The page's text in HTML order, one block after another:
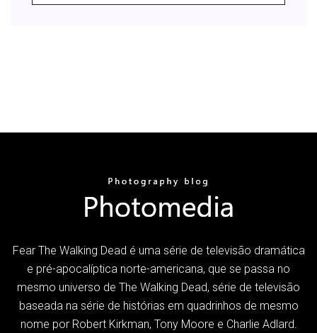
Fear The Walking Dead é uma série de televisão dramática
e pré-apocalíptica norte-americana, que se passa no
mesmo universo de The Walking Dead, série de televisão
baseada na série de histórias em quadrinhos de mesmo
nome por Robert Kirkman, Tony Moore e Charlie Adlard.